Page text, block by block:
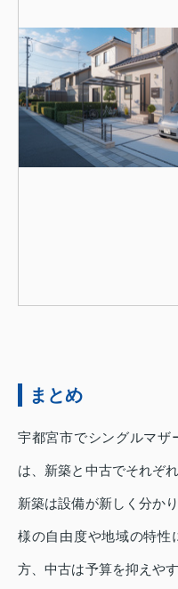
まとめ
宇都宮市でシングルマザ
は、新築と中古でそれぞ
新築は設備が新しく分か
様の自由度や地域の特性
方、中古は予算を抑えや